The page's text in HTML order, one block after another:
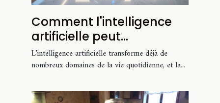
Comment l'intelligence
artificielle peut
révolutionner votre
cuisine ?
L’intelligence artificielle transforme déjà de
nombreux domaines de la vie quotidienne, et la...